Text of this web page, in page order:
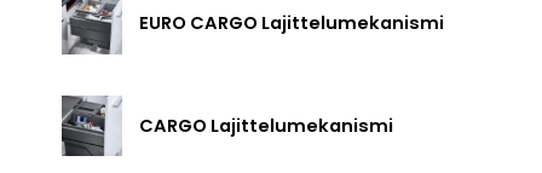
EURO CARGO Lajittelumekanismi
CARGO Lajittelumekanismi